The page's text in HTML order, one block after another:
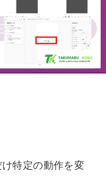
特定の動作を変